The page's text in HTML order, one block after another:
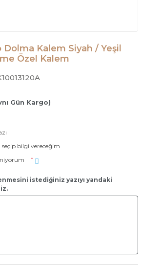
Kalem Siyah / Yeşil
Özel Kalem
Gün Kargo)
bilgi vereceğim
*
istediğiniz yazıyı yandaki